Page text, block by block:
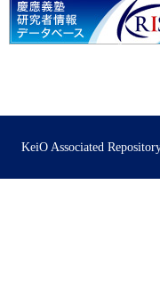
KeiO Associated